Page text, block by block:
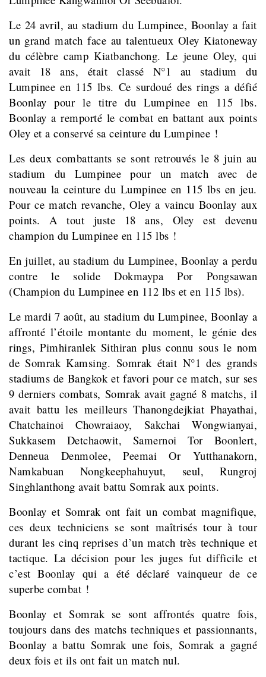
Le 24 avril, au stadium du Lumpinee, Boonlay a fait
un grand match face au talentueux Oley Kiatoneway
du célèbre camp Kiatbanchong. Le jeune Oley, qui
avait 18 ans, était classé N°1 au stadium du
Lumpinee en 115 lbs. Ce surdoué des rings a défié
Boonlay pour le titre du Lumpinee en 115 lbs.
Boonlay a remporté le combat en battant aux points
Oley et a conservé sa ceinture du Lumpinee !
Les deux combattants se sont retrouvés le 8 juin au
stadium du Lumpinee pour un match avec de
nouveau la ceinture du Lumpinee en 115 lbs en jeu.
Pour ce match revanche, Oley a vaincu Boonlay aux
points. A tout juste 18 ans, Oley est devenu
champion du Lumpinee en 115 lbs !
En juillet, au stadium du Lumpinee,Boonlay a perdu
contre le solide Dokmaypa Por Pongsawan
(Champion du Lumpinee en 112 lbs et en 115 lbs).
Le mardi 7 août, au stadium du Lumpinee, Boonlay a
affronté l’étoile montante du moment, le génie des
rings, Pimhiranlek Sithiran plus connu sous le nom
de Somrak Kamsing. Somrak était N°1 des grands
stadiums de Bangkok et favori pour ce match, sur ses
9 derniers combats, Somrak avait gagné 8 matchs, il
avait battu les meilleurs Thanongdejkiat Phayathai,
Chatchainoi Chowraiaoy, Sakchai Wongwianyai,
Sukkasem Detchaowit, Samernoi Tor Boonlert,
Denneua Denmolee, Peemai Or Yutthanakorn,
Namkabuan Nongkeephahuyut, seul, Rungroj
Singhlanthong avait battu Somrak aux points.
Boonlay et Somrak ont fait un combat magnifique,
ces deux techniciens se sont maîtrisés tour à tour
durant les cinq reprises d’un match très technique et
tactique. La décision pour les juges fut difficile et
c’est Boonlay qui a été déclaré vainqueur de ce
superbe combat !
Boonlay et Somrak se sont affrontés quatre fois,
toujours dans des matchs techniques et passionnants,
Boonlay a battu Somrak une fois, Somrak a gagné
deux fois et ils ont fait un match nul.